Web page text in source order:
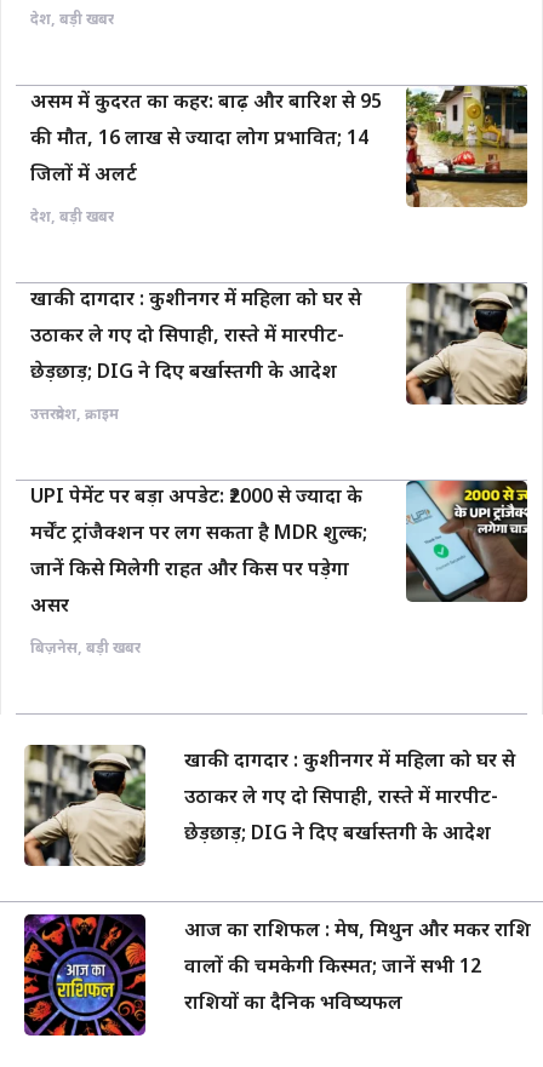
देश, बड़ी खबर
असम में कुदरत का कहर: बाढ़ और बारिश से 95
की मौत, 16 लाख से ज्यादा लोग प्रभावित; 14
जिलों में अलर्ट
देश, बड़ी खबर
खाकी दागदार : कुशीनगर में महिला को घर से
उठाकर ले गए दो सिपाही, रास्ते में मारपीट-
छेड़छाड़; DIG ने दिए बर्खास्तगी के आदेश
उत्तरप्रदेश, क्राइम
UPI पेमेंट पर बड़ा अपडेट: ₹2000 से ज्यादा के
मर्चेंट ट्रांजैक्शन पर लग सकता है MDR शुल्क;
जानें किसे मिलेगी राहत और किस पर पड़ेगा
असर
बिज़नेस, बड़ी खबर
खाकी दागदार : कुशीनगर में महिला को घर से
उठाकर ले गए दो सिपाही, रास्ते में मारपीट-
छेड़छाड़; DIG ने दिए बर्खास्तगी के आदेश
आज का राशिफल : मेष, मिथुन और मकर राशि
वालों की चमकेगी किस्मत; जानें सभी 12
राशियों का दैनिक भविष्यफल